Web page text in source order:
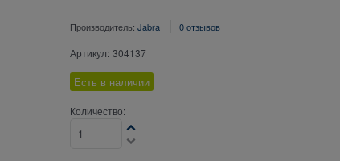
Производитель: Jabra 0 отзывов
Артикул: 304137
Есть в наличии
Количество: